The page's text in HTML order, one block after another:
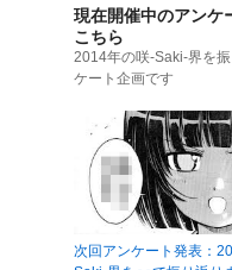
現在開催中のアンケ
こちら
2014年の咲-Saki-界を
ケート企画です
次回アンケート発表：